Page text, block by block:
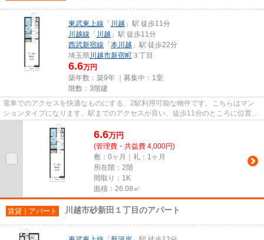
東武東上線 「 川越 」駅 徒歩11分
川越線 「 川越 」駅 徒歩11分
西武新宿線 「 本川越 」駅 徒歩22分
埼玉県川越市新宿町 ３丁目
6.6万円
築年数：築9年 ｜募集中： 1室
階数：3階建
電車でのアクセスを快適なものにする、2駅利用可能な物件です。こちらはマン
ションタイプになります。駅までのアクセスが良い、徒歩11分のところに位置す
る物件です。築9年のイチオシ...
6.6万円
(管理費・共益費 4,000円)
敷：0ヶ月｜礼：1ヶ月
所在階：2階
間取り：1K
面積：26.08㎡
賃貸｜アパート 川越市砂新田１丁目のアパート